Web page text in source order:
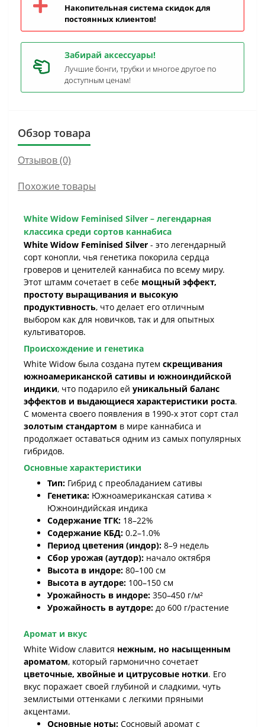
Накопительная система скидок для
постоянных клиентов!
Забирай аксессуары!
Лучшие бонги, трубки и многое другое по
доступным ценам!
Обзор товара
Отзывов (0)
Похожие товары
White Widow Feminised Silver – легендарная
классика среди сортов каннабиса
White Widow Feminised Silver - это легендарный
сорт конопли, чья генетика покорила сердца
гроверов и ценителей каннабиса по всему миру.
Этот штамм сочетает в себе мощный эффект,
простоту выращивания и высокую
продуктивность, что делает его отличным
выбором как для новичков, так и для опытных
культиваторов.
Происхождение и генетика
White Widow была создана путем скрещивания
южноамериканской сативы и южноиндийской
индики, что подарило ей уникальный баланс
эффектов и выдающиеся характеристики роста.
С момента своего появления в 1990-х этот сорт стал
золотым стандартом в мире каннабиса и
продолжает оставаться одним из самых популярных
гибридов.
Основные характеристики
Тип: Гибрид с преобладанием сативы
Генетика: Южноамериканская сатива ×
Южноиндийская индика
Содержание ТГК: 18–22%
Содержание КБД: 0.2–1.0%
Период цветения (индор): 8–9 недель
Сбор урожая (аутдор): начало октября
Высота в индоре: 80–100 см
Высота в аутдоре: 100–150 см
Урожайность в индоре: 350–450 г/м²
Урожайность в аутдоре: до 600 г/растение
Аромат и вкус
White Widow славится нежным, но насыщенным
ароматом, который гармонично сочетает
цветочные, хвойные и цитрусовые нотки. Его
вкус поражает своей глубиной и сладкими, чуть
землистыми оттенками с легкими пряными
акцентами.
Основные ноты: Сосновый аромат с